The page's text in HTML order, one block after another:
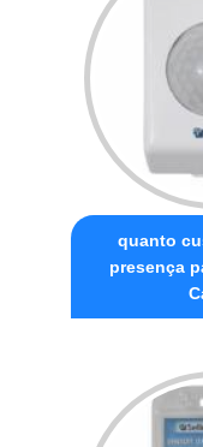
quanto
presença